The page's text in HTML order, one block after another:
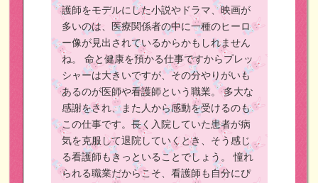
護師をモデルにした小説やドラマ、映画が
多いのは、医療関係者の中に一種のヒーロ
ー像が見出されているからかもしれません
ね。
命と健康を預かる仕事ですからプレッ
シャーは大きいですが、その分やりがいも
あるのが医師や看護師という職業。多大な
感謝をされ、また人から感動を受けるのも
この仕事です。長く入院していた患者が病
気を克服して退院していくとき、そう感じ
る看護師もきっといることでしょう。
憧れ
られる職業だからこそ、看護師も自分にぴ